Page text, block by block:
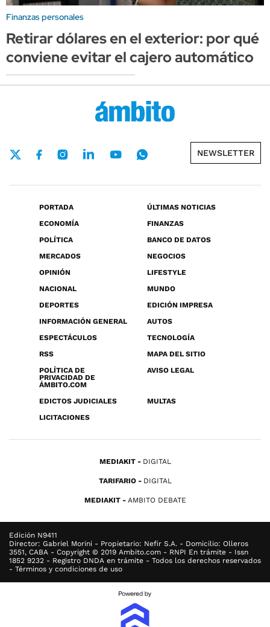
Finanzas personales
Retirar dólares en el exterior: por qué
conviene evitar el cajero automático
NEWSLETTER
PORTADA
ÚLTIMAS NOTICIAS
ECONOMÍA
FINANZAS
POLÍTICA
BANCO DE DATOS
MERCADOS
NEGOCIOS
OPINIÓN
LIFESTYLE
NACIONAL
MUNDO
DEPORTES
EDICIÓN IMPRESA
INFORMACIÓN GENERAL
AUTOS
ESPECTÁCULOS
TECNOLOGÍA
RSS
MAPA DEL SITIO
POLÍTICA DE
PRIVACIDAD DE
ÁMBITO.COM
AVISO LEGAL
EDICTOS JUDICIALES
MULTAS
LICITACIONES
MEDIAKIT DIGITAL
TARIFARIO DIGITAL
MEDIAKIT AMBITO DEBATE
Edición N9411
Director: Gabriel Morini - Propietario: Nefir S.A. - Domicilio: Olleros
3551, CABA - Copyright © 2019 Ambito.com - RNPI En trámite - Issn
1852 9232 - Registro DNDA en trámite - Todos los derechos reservados
- Términos y condiciones de uso